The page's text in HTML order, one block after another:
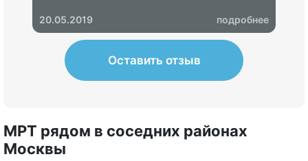
на 68 000 рублей. Показал своему неврологу -
итог - МРТ не информативное, пришлось
переделывать в другом центре, где показало,
что ничего страшного нет.
20.05.2019 подробнее
Оставить отзыв
МРТ рядом в соседних районах
Москвы